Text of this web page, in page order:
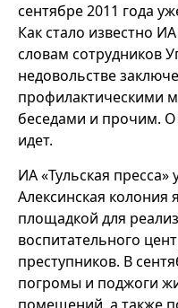
сентябре 2011 года
Как стало известно
словам сотрудников
недовольстве
профилактическими
беседами и прочим.
идет.
ИА «Тульская
Алексинская колония
площадкой для
воспитательного
преступников. В
погромы и поджоги